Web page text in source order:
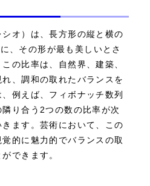
オ）は、長方形の縦と横の
、その形が最も美しいとさ
の比率は、自然界、建築、
、調和の取れたバランスを
例えば、フィボナッチ数列
り合う2つの数の比率が次
ます。芸術において、この
的に魅力的でバランスの取
できます。